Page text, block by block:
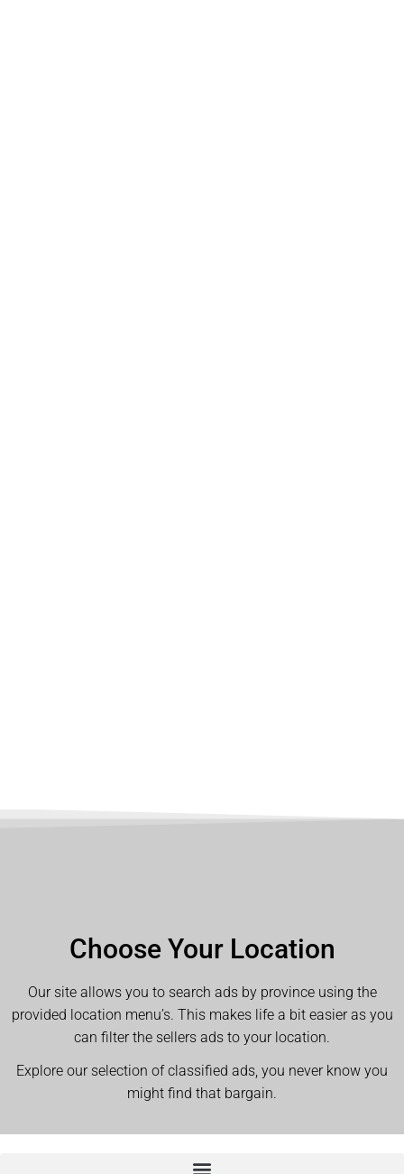
Choose Your Location
Our site allows you to search ads by province using the
provided location menu’s. This makes life a bit easier as you
can filter the sellers ads to your location.
Explore our selection of classified ads, you never know you
might find that bargain.